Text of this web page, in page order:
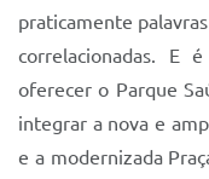
Parque Escola
Portal da Educação
Quadra Fiscal
praticamente
correlacionadas. E
oferecer o Parque
integrar a nova e
e a modernizada